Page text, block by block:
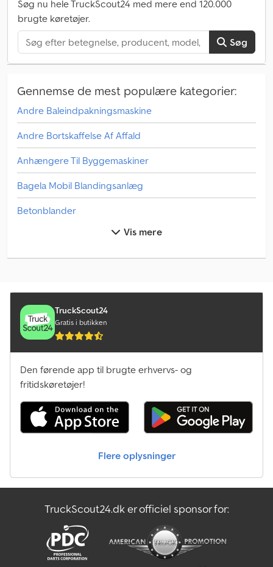
Søg nu hele TruckScout24 med mere end 120.000
brugte køretøjer.
Søg
Gennemse de mest populære kategorier:
Andre Baleindpakningsmaskine
Andre Bortskaffelse Af Affald
Anhængere Til Byggemaskiner
Bagela Mobil Blandingsanlæg
Betonblander
Boreudstyr - Andre
Bvl-Van Lengerich Landbrugsmaskiner
Byt Kuffert På Kroppen
Front Gaffeltruck
Frugt- Og Vinavlsmaskine
Intercity Bus
Nå Lastbil
Platform
Pæledrivende Og Trækkende Enhed
Vis mere
TruckScout24
Gratis i butikken
Den førende app til brugte erhvervs- og
fritidskøretøjer!
Flere oplysninger
TruckScout24.dk er officiel sponsor for: